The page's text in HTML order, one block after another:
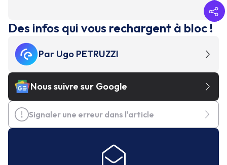
Des infos qui vous rechargent à bloc !
Par Ugo PETRUZZI
Nous suivre sur Google
Signaler une erreur dans l'article